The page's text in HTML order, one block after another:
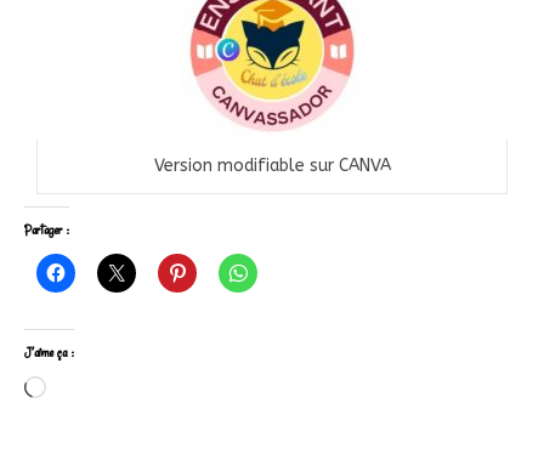
Version modifiable sur CANVA
Partager :
J’aime ça :